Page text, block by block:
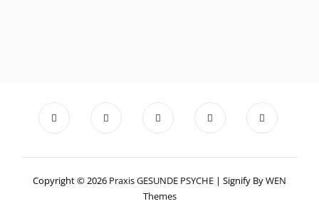
Copyright © 2026 Praxis GESUNDE PSYCHE | Signify ByWEN
Themes